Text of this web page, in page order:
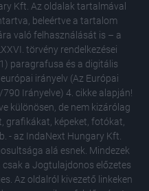
Kft. Az oldalak tartalmával
beleértve a tartalom
való felhasználását is – a
törvény rendelkezései
paragrafusa és a digitális
irányelv (Az Európai
Irányelve) 4. cikke alapján!
különösen, de nem kizárólag
grafikákat, képeket, fotókat,
- az IndaNext Hungary Kft.
alá esnek. Mindezek
a Jogtulajdonos előzetes
Az oldalról kivezető linkeken